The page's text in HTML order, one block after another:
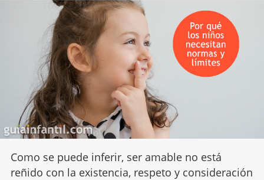
Como se puede inferir, ser amable no está
reñido con la existencia, respeto y consideración